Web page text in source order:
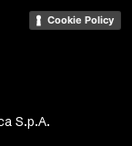
S.p.A.
Cookie Policy